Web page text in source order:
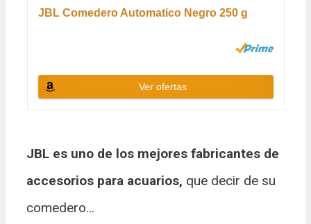
JBL Comedero Automatico Negro 250 g
Ver ofertas
JBL es uno de los mejores fabricantes de
accesorios para acuarios, que decir de su
comedero…